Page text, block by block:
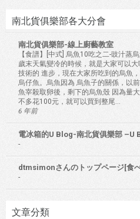
南北貨俱樂部各大分會
南北貨俱樂部-線上廚藝教室
【食譜】[中式] 烏魚10吃之二-豉汁蒸
歲末天氣變冷的時候，就是大家可以
技術的 進步，現在大家所吃到的烏魚
烏仔魚。烏魚因為 烏魚子的關係，以
魚宰殺取卵後，剩下的烏魚殼 因為量
不多花100元，就可以買到整尾...
6 年前
電冰箱的U Blog-南北貨俱樂部 –U
-
dtmsimonさんのトップページ[食
-
文章分類